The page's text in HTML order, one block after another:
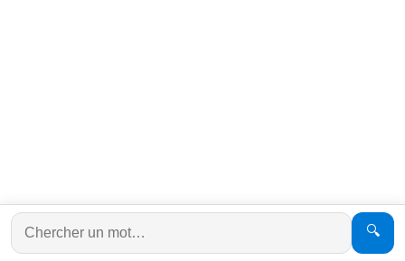
🔍